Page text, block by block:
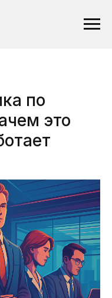
по
это